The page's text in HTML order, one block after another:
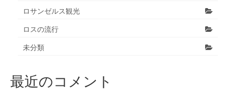
ロサンゼルス観光
ロスの流行
未分類
最近のコメント